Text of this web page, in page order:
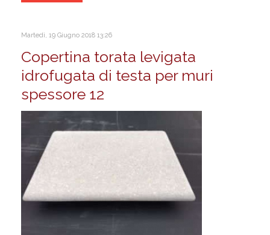
Martedì, 19 Giugno 2018 13:26
Copertina torata levigata
idrofugata di testa per muri
spessore 12